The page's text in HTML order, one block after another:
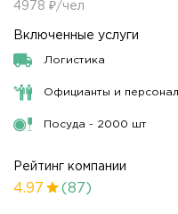
4978 ₽/чел
Включенные услуги
Логистика
Официанты и
Посуда - 2000 шт
Рейтинг компании
4.97 (87)